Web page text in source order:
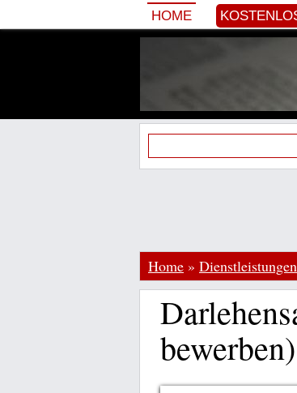
HOME
Home » Dienstleistungen
bewerben)